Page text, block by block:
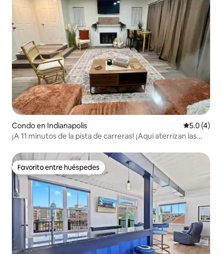
Condo en Indianapolis
5.0 (4)
¡A 11 minutos de la pista de carreras! ¡Aquí aterrizan las
Favorito entre huéspedes
Favorito entre huéspedes